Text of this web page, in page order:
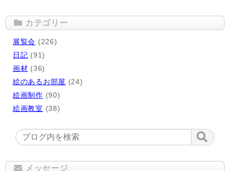
カテゴリー
展覧会 (226)
日記 (91)
画材 (36)
絵のあるお部屋 (24)
絵画制作 (90)
絵画教室 (38)
メッセージ